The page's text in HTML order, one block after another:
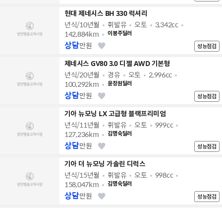
현대 제네시스 BH 330 럭셔리
년식/10년월 휘발유 오토
3,342cc
142,884km
이봉주딜러
성능점검
상담만원
제네시스 GV80 3.0 디젤 AWD 기본형
년식/20년월 경유 오토
2,996cc
100,292km
윤장원딜러
성능점검
상담만원
기아 뉴모닝 LX 고급형 블랙프리미엄
년식/11년월 휘발유 오토
999cc
127,236km
김명숙딜러
성능점검
상담만원
기아 더 뉴모닝 가솔린 디럭스
년식/15년월 휘발유 오토
998cc
158,047km
김명숙딜러
성능점검
상담만원